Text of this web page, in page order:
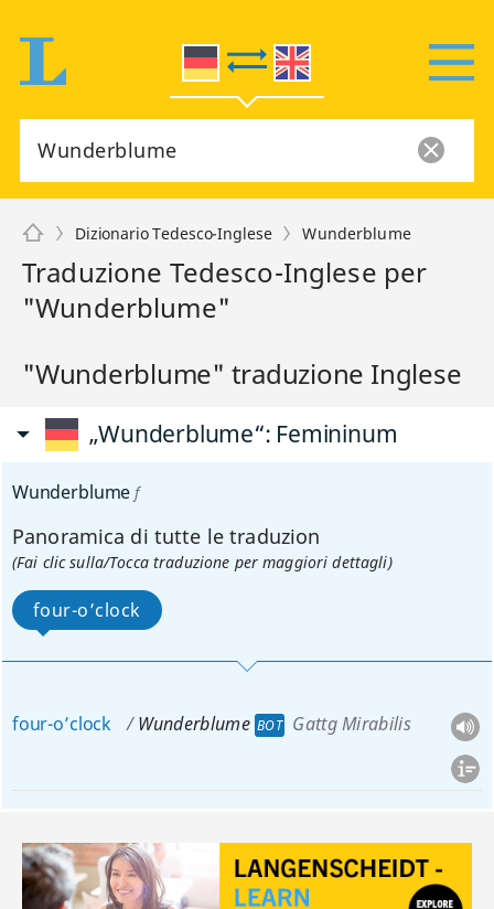
Dizionario Tedesco-Inglese Wunderblume
Traduzione Tedesco-Inglese per
"Wunderblume"
"Wunderblume" traduzione Inglese
„Wunderblume“: Femininum
Wunderblume f
Panoramica di tutte le traduzion
(Fai clic sulla/Tocca traduzione per maggiori dettagli)
four-o’clock
four-o’clock Wunderblume BOT Gattg Mirabilis